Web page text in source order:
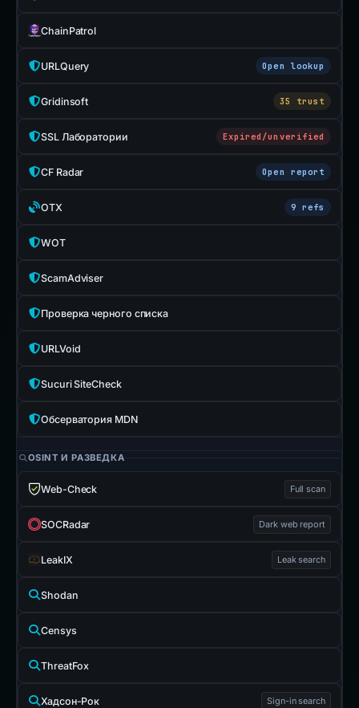
ChainPatrol
URLQuery Open lookup
Gridinsoft 35 trust
SSL Лаборатории Expired/unverified
CF Radar Open report
OTX 9 refs
WOT
ScamAdviser
Проверка черного списка
URLVoid
Sucuri SiteCheck
Обсерватория MDN
OSINT И РАЗВЕДКА
Web-Check Full scan
SOCRadar Dark web report
LeakIX Leak search
Shodan
Censys
ThreatFox
Хадсон-Рок Sign-in search